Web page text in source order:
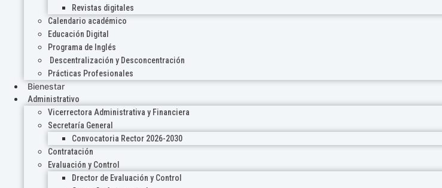
Revistas digitales
Calendario académico
Educación Digital
Programa de Inglés
Descentralización y Desconcentración
Prácticas Profesionales
Bienestar
Administrativo
Vicerrectora Administrativa y Financiera
Secretaría General
Convocatoria Rector 2026-2030
Contratación
Evaluación y Control
Drector de Evaluación y Control